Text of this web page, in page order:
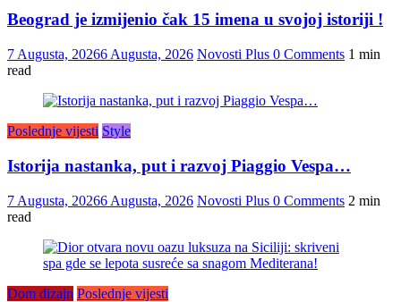
Beograd je izmijenio čak 15 imena u svojoj istoriji !
7 Augusta, 20266 Augusta, 2026 Novosti Plus 0 Comments 1 min
read
Poslednje vijesti Style
Istorija nastanka, put i razvoj Piaggio Vespa…
7 Augusta, 20266 Augusta, 2026 Novosti Plus 0 Comments 2 min
read
Dom dizajn Poslednje vijesti